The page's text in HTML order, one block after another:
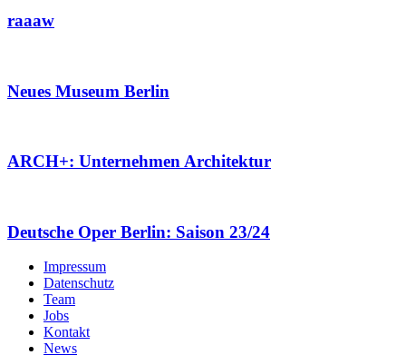
raaaw
Neues Museum Berlin
ARCH+: Unternehmen Architektur
Deutsche Oper Berlin: Saison 23/24
Impressum
Datenschutz
Team
Jobs
Kontakt
News